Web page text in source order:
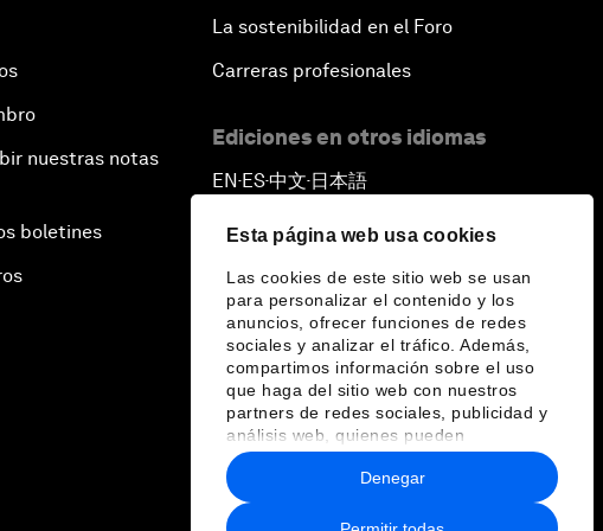
Esta página web usa cookies
Las cookies de este sitio web se usan
para personalizar el contenido y los
anuncios, ofrecer funciones de redes
sociales y analizar el tráfico. Además,
compartimos información sobre el uso
que haga del sitio web con nuestros
partners de redes sociales, publicidad y
análisis web, quienes pueden
combinarla con otra información que les
haya proporcionado o que hayan
recopilado a partir del uso que haya
hecho de sus servicios.
Denegar
nuestras notas
boletines
La sostenibilidad en el Foro
Carreras profesionales
Ediciones en otros idiomas
EN ▪ ES▪中文▪ 日本語